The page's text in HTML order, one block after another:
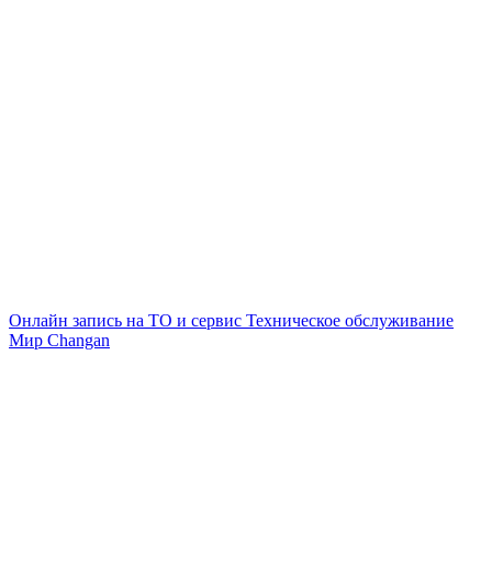
Онлайн запись на ТО и сервис Техническое обслуживание
Мир Changan